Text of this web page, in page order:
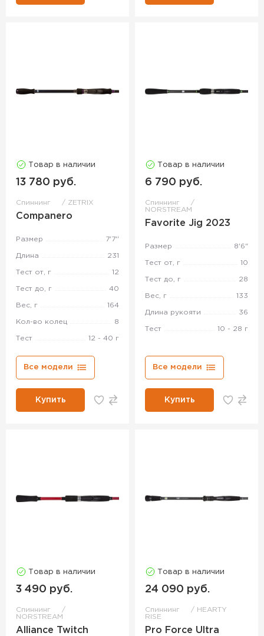
Товар в наличии
13 780 руб.
Спиннинг ZETRIX
Companero
Размер 7'7''
Длина 231
Тест от, г 12
Тест до, г 40
Вес, г 164
Кол-во колец 8
Тест 12 - 40 г
Все модели
Купить
Товар в наличии
6 790 руб.
Спиннинг
NORSTREAM
Favorite Jig 2023
Размер 8'6"
Тест от, г 10
Тест до, г 28
Вес, г 133
Длина рукояти 36
Тест 10 - 28 г
Все модели
Купить
Товар в наличии
3 490 руб.
Спиннинг
NORSTREAM
Alliance Twitch
Товар в наличии
24 090 руб.
Спиннинг
HEARTY
RISE
Pro Force Ultra